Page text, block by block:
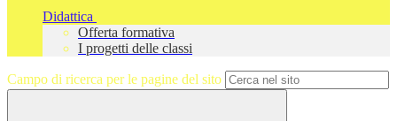
Didattica
Offerta formativa
I progetti delle classi
Campo di ricerca per le pagine del sito